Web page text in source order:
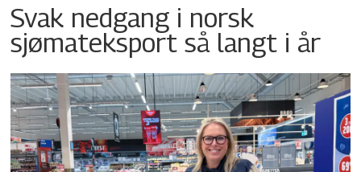
Svak nedgang i norsk
sjømateksport så langt i år